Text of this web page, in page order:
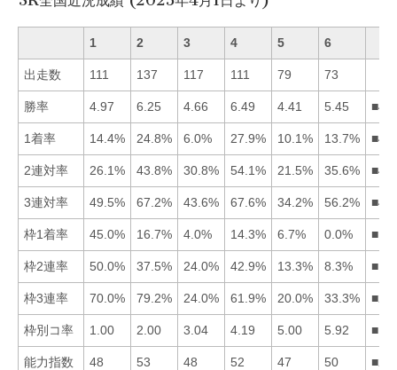
1 2 3 4 5 6
出走数 111 137 117 111 79 73
勝率 4.97 6.25 4.66 6.49 4.41 5.45
1着率 14.4% 24.8% 6.0% 27.9% 10.1% 13.7%
2連対率 26.1% 43.8% 30.8% 54.1% 21.5% 35.6%
3連対率 49.5% 67.2% 43.6% 67.6% 34.2% 56.2%
枠1着率 45.0% 16.7% 4.0% 14.3% 6.7% 0.0%
枠2連率 50.0% 37.5% 24.0% 42.9% 13.3% 8.3%
枠3連率 70.0% 79.2% 24.0% 61.9% 20.0% 33.3%
枠別コ率 1.00 2.00 3.04 4.19 5.00 5.92
能力指数 48 53 48 52 47 50